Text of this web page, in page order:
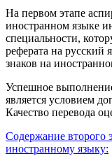
На первом этапе
иностранном языке
специальности,
реферата на русский
знаков на
Успешное
является условием
Качество перевода
Содержание второго
иностранному языку: